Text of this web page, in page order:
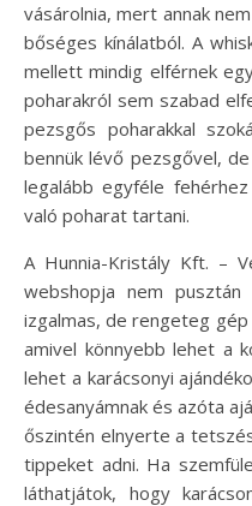
vásárolnia, mert annak
bőséges kínálatból. A
mellett mindig elférnek
poharakról sem szabad
pezsgős poharakkal
bennük lévő pezsgővel,
legalább egyféle
való poharat tartani.
A Hunnia-Kristály Kft. –
webshopja nem
izgalmas, de rengeteg gép
amivel könnyebb lehet a
lehet a karácsonyi
édesanyámnak és azóta
őszintén elnyerte a
tippeket adni. Ha
láthatjátok, hogy